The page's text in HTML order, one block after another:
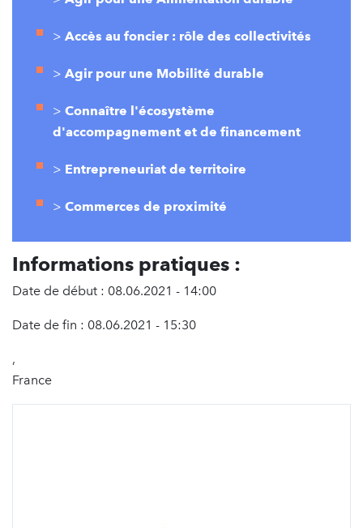
> Accès au foncier : rôle des collectivités
> Agir pour une Mobilité durable
> Connaître l'écosystème
d'accompagnement et de financement
> Entrepreneuriat de territoire
> Commerces de proximité
Informations pratiques :
Date de début : 08.06.2021 - 14:00
Date de fin : 08.06.2021 - 15:30
,
France